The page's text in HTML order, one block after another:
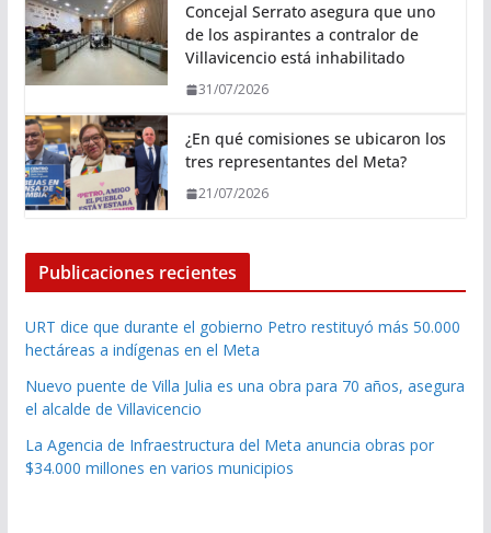
Concejal Serrato asegura que uno
de los aspirantes a contralor de
Villavicencio está inhabilitado
31/07/2026
¿En qué comisiones se ubicaron los
tres representantes del Meta?
21/07/2026
Publicaciones recientes
URT dice que durante el gobierno Petro restituyó más 50.000
hectáreas a indígenas en el Meta
Nuevo puente de Villa Julia es una obra para 70 años, asegura
el alcalde de Villavicencio
La Agencia de Infraestructura del Meta anuncia obras por
$34.000 millones en varios municipios